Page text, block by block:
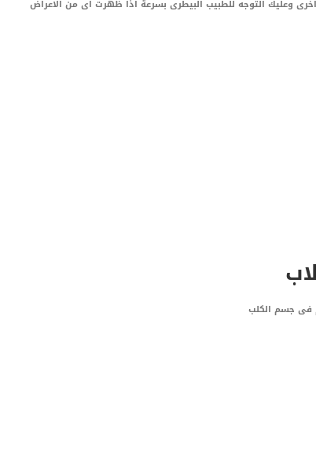
وعليك التوجه للطبيب البيطرى بسرعة اذا ظهرت اى من الاعراض
فى جسم الكلب